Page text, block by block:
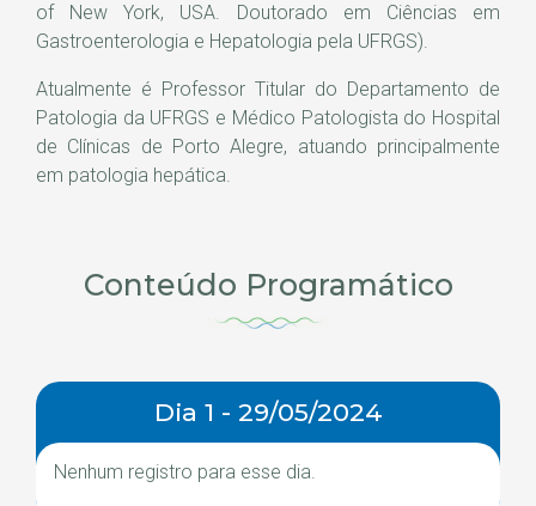
of New York, USA. Doutorado em Ciências em
Gastroenterologia e Hepatologia pela UFRGS).
Atualmente é Professor Titular do Departamento de
Patologia da UFRGS e Médico Patologista do Hospital
de Clínicas de Porto Alegre, atuando principalmente
em patologia hepática.
Conteúdo Programático
Dia 1 - 29/05/2024
Nenhum registro para esse dia.